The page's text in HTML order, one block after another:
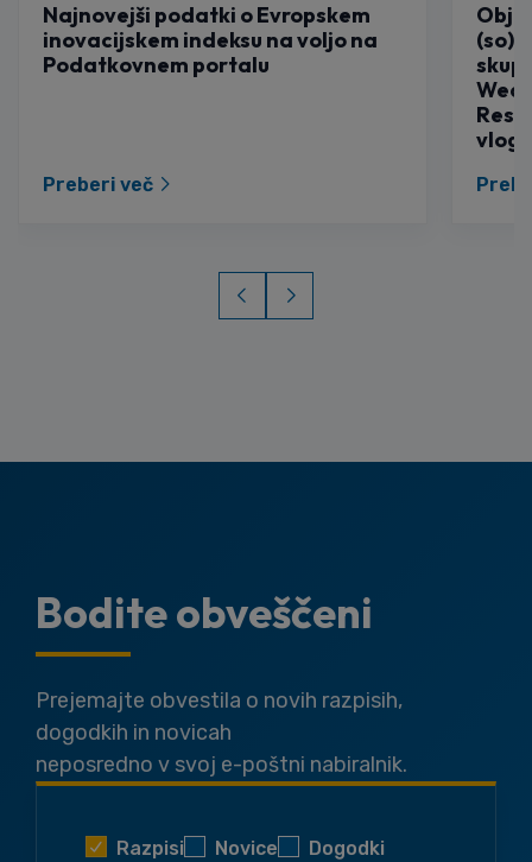
Najnovejši podatki o Evropskem
inovacijskem indeksu na voljo na
Podatkovnem portalu
Preberi več
vlogi
Bodite obveščeni
Prejemajte obvestila o novih razpisih,
dogodkih in novicah
neposredno v svoj e-poštni nabiralnik.
Razpisi Novice Dogodki